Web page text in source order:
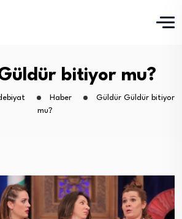
bitiyor mu?
Haber
Güldür Güldür bitiyor
mu?